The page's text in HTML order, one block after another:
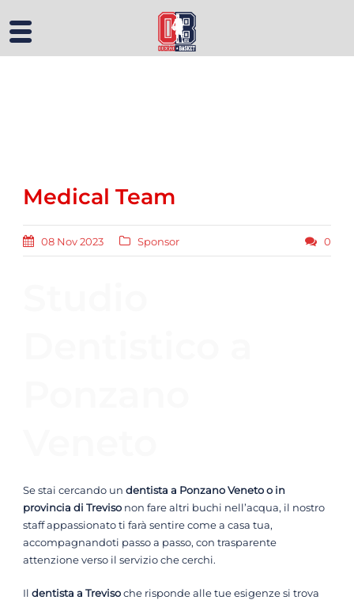
Medical Team
08 Nov 2023 Sponsor 0
Se stai cercando un dentista a Ponzano Veneto o in
provincia di Treviso non fare altri buchi nell’acqua, il nostro
staff appassionato ti farà sentire come a casa tua,
accompagnandoti passo a passo, con trasparente
attenzione verso il servizio che cerchi.
Il dentista a Trevisoche risponde alle tue esigenze si trova